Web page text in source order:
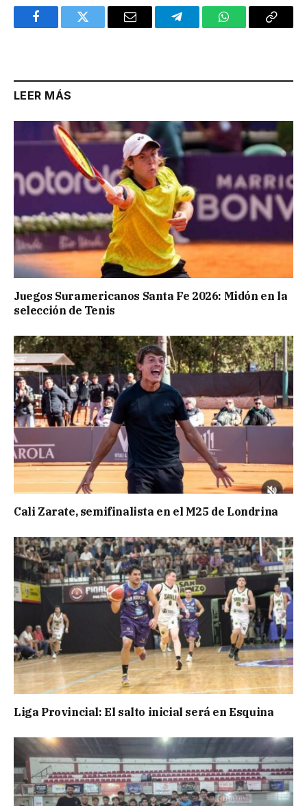
FacebookTwitter Email TelegramWhatsAppCopy
LEER MÁS
Juegos Suramericanos Santa Fe 2026: Midón en la
selección de Tenis
Cali Zarate, semifinalista en el M25 de Londrina
Liga Provincial: El salto inicial será en Esquina